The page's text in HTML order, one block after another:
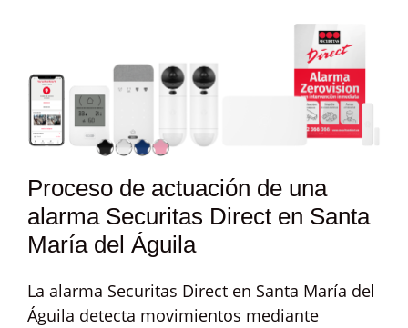
Proceso de actuación de una
alarma Securitas Direct en Santa
María del Águila
La alarma Securitas Direct en Santa María del
Águila detecta movimientos mediante